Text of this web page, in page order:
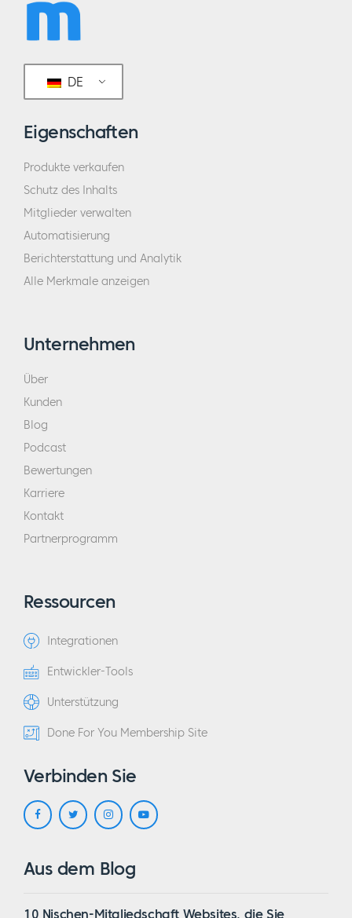
DE
Eigenschaften
Produkte verkaufen
Schutz des Inhalts
Mitglieder verwalten
Automatisierung
Berichterstattung und Analytik
Alle Merkmale anzeigen
Unternehmen
Über
Kunden
Blog
Podcast
Bewertungen
Karriere
Kontakt
Partnerprogramm
Ressourcen
Integrationen
Entwickler-Tools
Unterstützung
Done For You Membership Site
Verbinden Sie
Aus dem Blog
10 Nischen-Mitgliedschaft Websites, die Sie